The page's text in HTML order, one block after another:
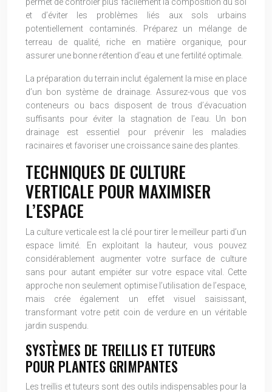
et d’éviter les problèmes liés aux sols urbains
potentiellement contaminés. Préparez un mélange de
terreau de qualité, riche en matière organique, pour
assurer une bonne rétention d’eau et une fertilité optimale.
La préparation du terrain inclut également la mise en place
d’un bon système de drainage. Assurez-vous que vos
conteneurs ou bacs disposent de trous d’évacuation
suffisants pour éviter la stagnation de l’eau. Un bon
drainage est essentiel pour prévenir les maladies
racinaires et favoriser une croissance saine des plantes.
TECHNIQUES DE CULTURE
VERTICALE POUR MAXIMISER
L’ESPACE
La culture verticale est la clé pour tirer le meilleur parti d’un
espace limité. En exploitant la hauteur, vous pouvez
considérablement augmenter votre surface de culture
sans pour autant empiéter sur votre espace vital. Cette
approche non seulement optimise l’utilisation de l’espace,
mais crée également un effet visuel saisissant,
transformant votre petit coin de verdure en un véritable
jardin suspendu.
SYSTÈMES DE TREILLIS ET TUTEURS
POUR PLANTES GRIMPANTES
Les treillis et tuteurs sont des outils indispensables pour la